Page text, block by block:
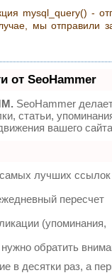
mysql_query() -
мы отправили
SeoHammer
SeoHammer
статьи,
вашего
лучших ссылок
пересчет
(упоминания,
обратить
в десятки раз, а